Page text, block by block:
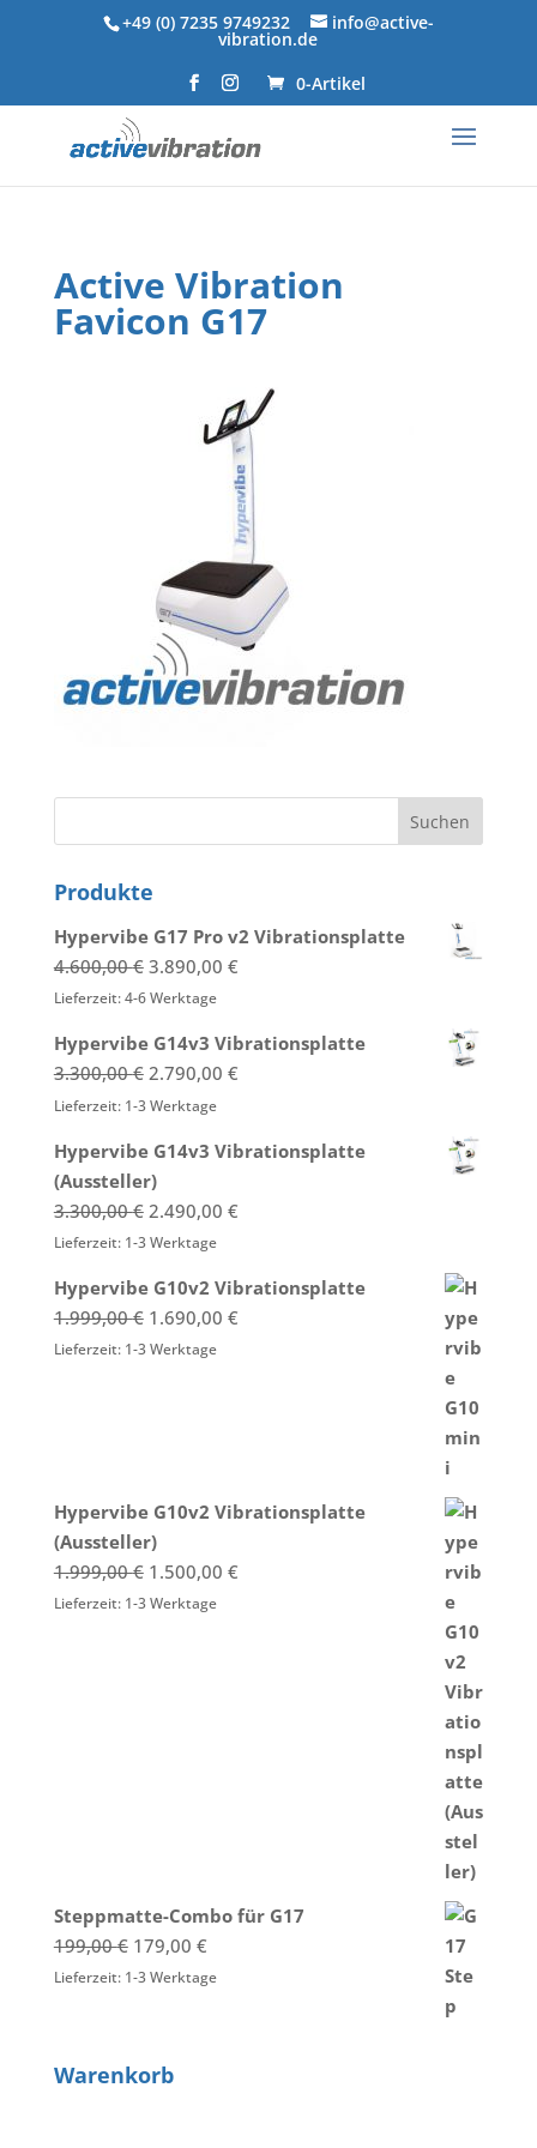
+49 (0) 7235 9749232 info@active-
vibration.de
0-Artikel
Active Vibration
Favicon G17
Produkte
Hypervibe G17 Pro v2 Vibrationsplatte
4.600,00€ Ursprünglicher
Preis
4.600,00 €
3.890,00 €Aktueller
3.890,00 €.
Lieferzeit:4-6 Werktage
Hypervibe G14v3 Vibrationsplatte
3.300,00€ Ursprünglicher
Preis
3.300,00 €
2.790,00 €Aktueller
2.790,00 €.
Lieferzeit: 1-3 Werktage
Hypervibe G14v3 Vibrationsplatte
(Aussteller)
3.300,00€ Ursprünglicher
Preis
3.300,00 €
2.490,00 €Aktueller
2.490,00 €.
Lieferzeit: 1-3 Werktage
Hypervibe G10v2 Vibrationsplatte
1.999,00€ Ursprünglicher
Preis
1.690,00 €Aktueller
Lieferzeit: 1-3 Werktage
Hypervibe G10v2 Vibrationsplatte
(Aussteller)
1.999,00€ Ursprünglicher
Preis
1.500,00 €Aktueller
Lieferzeit: 1-3 Werktage
Steppmatte-Combo für G17
199,00€ Ursprünglicher
Preis
179,00 €Aktueller
Preis
Lieferzeit: 1-3 Werktage
Warenkorb